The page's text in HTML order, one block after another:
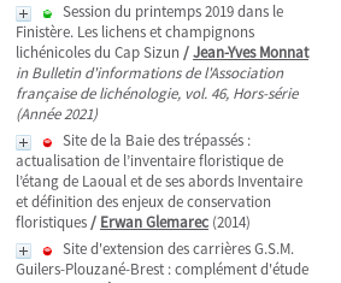
Session du printemps 2019 dans le
Finistère. Les lichens et champignons
lichénicoles du Cap Sizun /Jean-Yves Monnat
in Bulletin d'informations de l'Association
française de lichénologie, vol. 46, Hors-série
(Année 2021)
Site de la Baie des trépassés :
actualisation de l’inventaire floristique de
l’étang de Laoual et de ses abords Inventaire
et définition des enjeux de conservation
floristiques/ Erwan Glemarec (2014)
Site d'extension des carrières G.S.M.
Guilers-Plouzané-Brest : complément d'étude